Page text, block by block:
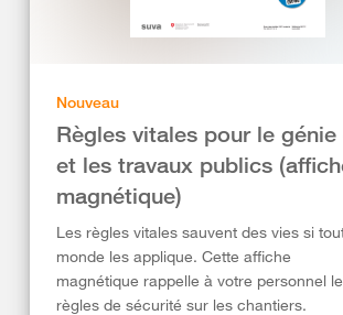
Nouveau
Règles vitales pour le génie
et les travaux publics
magnétique)
Les règles vitales sauvent des vies si
monde les applique. Cette affiche
magnétique rappelle à votre personnel
règles de sécurité sur les chantiers.